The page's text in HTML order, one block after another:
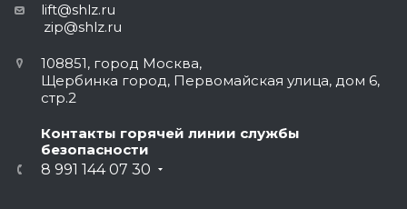
lift@shlz.ru
zip@shlz.ru
108851, город Москва,
Щербинка город, Первомайская улица, дом 6,
стр.2
Контакты горячей линии службы
безопасности
8 991 144 07 30